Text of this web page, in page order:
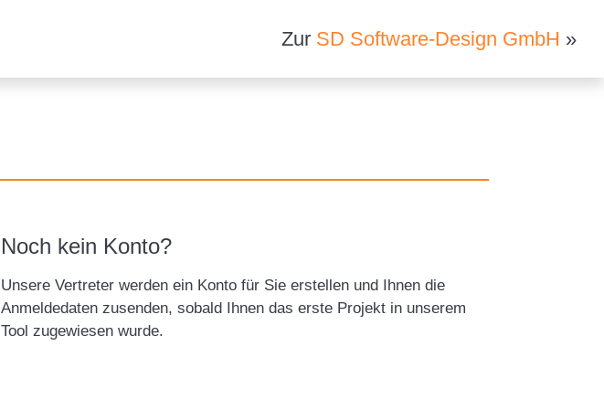
Zur SD Software-Design GmbH »
Noch kein Konto?
Unsere Vertreter werden ein Konto für Sie erstellen und Ihnen die
Anmeldedaten zusenden, sobald Ihnen das erste Projekt in unserem
Tool zugewiesen wurde.